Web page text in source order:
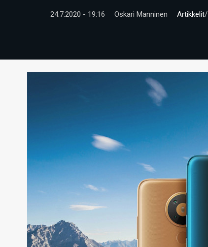
24.7.2020 - 19:16 Oskari Manninen Artikkelit/